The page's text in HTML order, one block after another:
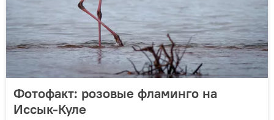
Фотофакт: розовые фламинго на
Иссык-Куле